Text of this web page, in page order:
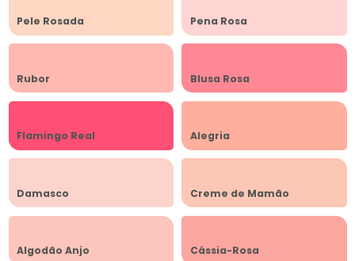
Pele Rosada Pena Rosa
Rubor Blusa Rosa
Flamingo Real Alegria
Damasco Creme de Mamão
Algodão Anjo Cássia-Rosa